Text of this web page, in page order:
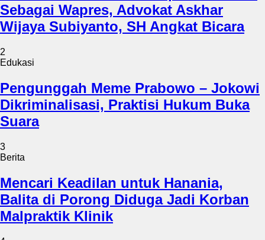
Sebagai Wapres, Advokat Askhar
Wijaya Subiyanto, SH Angkat Bicara
2
Edukasi
Pengunggah Meme Prabowo – Jokowi
Dikriminalisasi, Praktisi Hukum Buka
Suara
3
Berita
Mencari Keadilan untuk Hanania,
Balita di Porong Diduga Jadi Korban
Malpraktik Klinik